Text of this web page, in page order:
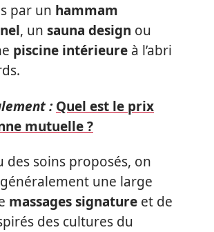
par un hammam
, un sauna design ou
piscine intérieure à l’abri
: Quel est le prix
mutuelle ?
des soins proposés, on
une large
massages signature et de
des cultures du